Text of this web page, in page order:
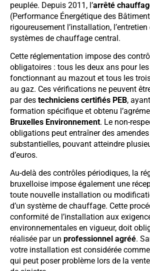
peuplée. Depuis 2011, l’arrêté
(Performance Énergétique des
rigoureusement l’installation,
systèmes de chauffage central.
Cette réglementation impose des
obligatoires : tous les deux ans pour
fonctionnant au mazout et tous les
au gaz. Ces vérifications ne peuvent
par des techniciens certifiés PEB,
formation spécifique et obtenu
Bruxelles Environnement. Le non-
obligations peut entraîner des
substantielles, pouvant atteindre
d’euros.
Au-delà des contrôles périodiques, la
bruxelloise impose également une
toute nouvelle installation ou
d’un système de chauffage. Cette
conformité de l’installation aux
environnementales en vigueur, doit
réalisée par un professionnel agréé.
votre installation est considérée
qui peut poser problème lors de la